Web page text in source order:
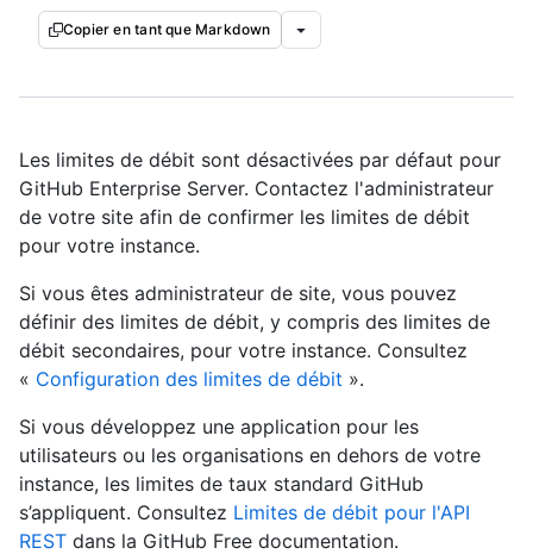
Copier en tant que Markdown
Les limites de débit sont désactivées par défaut pour
GitHub Enterprise Server. Contactez l'administrateur
de votre site afin de confirmer les limites de débit
pour votre instance.
Si vous êtes administrateur de site, vous pouvez
définir des limites de débit, y compris des limites de
débit secondaires, pour votre instance. Consultez
« Configuration des limites de débit ».
Si vous développez une application pour les
utilisateurs ou les organisations en dehors de votre
instance, les limites de taux standard GitHub
s’appliquent. Consultez Limites de débit pour l'API
REST dans la GitHub Free documentation.